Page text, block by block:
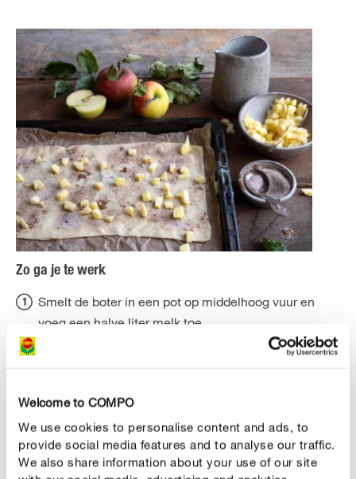
Welcome to COMPO
We use cookies to personalise content and ads, to
provide social media features and to analyse our traffic.
We also share information about your use of our site
Zo ga je te werk
Smelt de boter in een pot op middelhoog vuur en
voeg een halve liter melk toe.
Opgelet : de melk mag niet te heet zijn. Meng alles
Voeg suiker en een teelepel zout toe en roer deze
onder het mengsel.